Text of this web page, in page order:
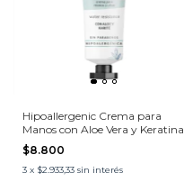
Hipoallergenic Crema para
Manos con Aloe Vera y Keratina
$8.800
3 x $2.933,33 sin interés